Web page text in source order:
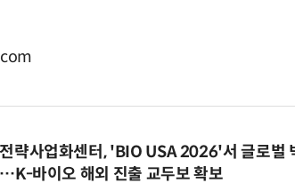
략사업화센터, 'BIO USA 2026'서 글로벌
바이오 해외 진출 교두보 확보